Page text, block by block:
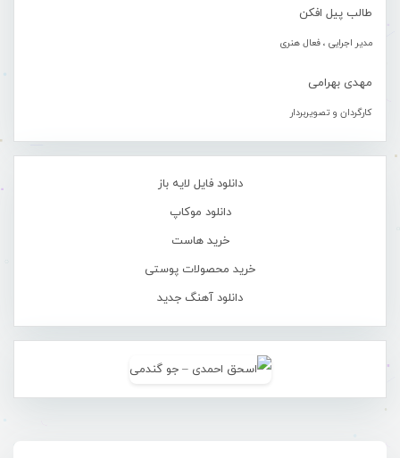
طالب پیل افکن
مدیر اجرایی ، فعال هنری
مهدی بهرامی
کارگردان و تصویربردار
دانلود فایل لایه باز
دانلود موکاپ
خرید هاست
خرید محصولات پوستی
دانلود آهنگ جدید